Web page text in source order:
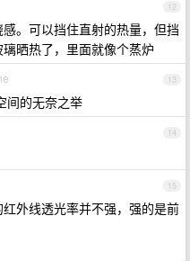
12
。可以挡住直射的热量，但挡
晒热了，里面就像个蒸炉
13
间的无奈之举
14
15
外线透光率并不强，强的是前